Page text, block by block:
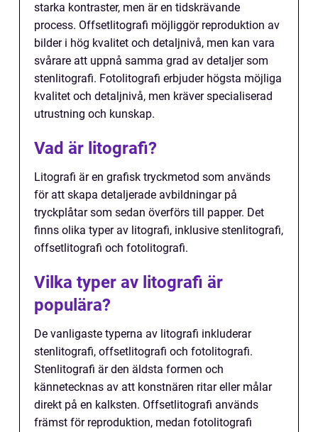
starka kontraster, men är en tidskrävande
process. Offsetlitografi möjliggör reproduktion av
bilder i hög kvalitet och detaljnivå, men kan vara
svårare att uppnå samma grad av detaljer som
stenlitografi. Fotolitografi erbjuder högsta möjliga
kvalitet och detaljnivå, men kräver specialiserad
utrustning och kunskap.
Vad är litografi?
Litografi är en grafisk tryckmetod som används
för att skapa detaljerade avbildningar på
tryckplåtar som sedan överförs till papper. Det
finns olika typer av litografi, inklusive stenlitografi,
offsetlitografi och fotolitografi.
Vilka typer av litografi är
populära?
De vanligaste typerna av litografi inkluderar
stenlitografi, offsetlitografi och fotolitografi.
Stenlitografi är den äldsta formen och
kännetecknas av att konstnären ritar eller målar
direkt på en kalksten. Offsetlitografi används
främst för reproduktion, medan fotolitografi